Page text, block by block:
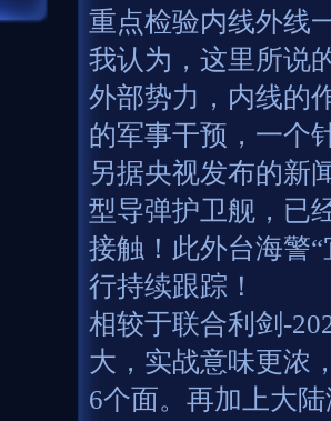
重点检验内线外线
我认为，这里所说
外部势力，内线的
的军事干预，一个
另据央视发布的新
型导弹护卫舰，已
接触！此外台海警
行持续跟踪！
相较于联合利剑-
大，实战意味更浓
6个面。再加上大